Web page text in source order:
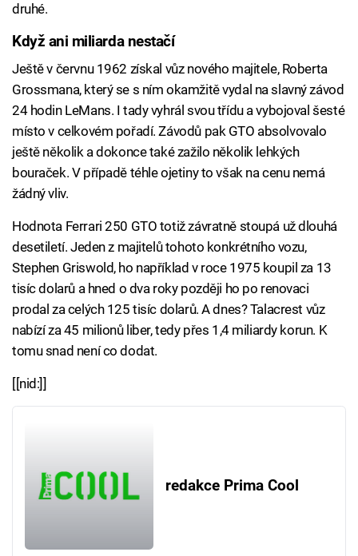
druhé.
Když ani miliarda nestačí
Ještě v červnu 1962 získal vůz nového majitele, Roberta
Grossmana, který se s ním okamžitě vydal na slavný závod
24 hodin LeMans. I tady vyhrál svou třídu a vybojoval šesté
místo v celkovém pořadí. Závodů pak GTO absolvovalo
ještě několik a dokonce také zažilo několik lehkých
bouraček. V případě téhle ojetiny to však na cenu nemá
žádný vliv.
Hodnota Ferrari 250 GTO totiž závratně stoupá už dlouhá
desetiletí. Jeden z majitelů tohoto konkrétního vozu,
Stephen Griswold, ho například v roce 1975 koupil za 13
tisíc dolarů a hned o dva roky později ho po renovaci
prodal za celých 125 tisíc dolarů. A dnes? Talacrest vůz
nabízí za 45 milionů liber, tedy přes 1,4 miliardy korun. K
tomu snad není co dodat.
[[nid:]]
redakce Prima Cool